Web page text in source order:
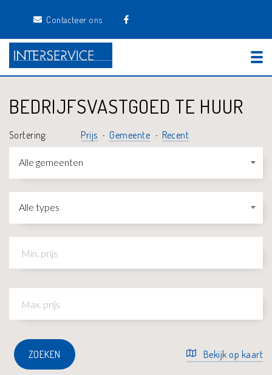
Contacteer ons
BEDRIJFSVASTGOED TE HUUR
Sortering: Prijs Gemeente Recent
ZOEKEN Bekijk op kaart